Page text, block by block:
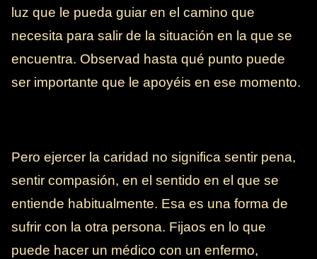
luz que le pueda guiar en el camino que
necesita para salir de la situación en la que se
encuentra. Observad hasta qué punto puede
ser importante que le apoyéis en ese momento.
Pero ejercer la caridad no significa sentir pena,
sentir compasión, en el sentido en el que se
entiende habitualmente. Esa es una forma de
sufrir con la otra persona. Fijaos en lo que
puede hacer un médico con un enfermo,